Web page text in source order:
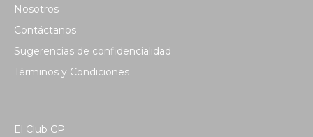
Nosotros
Contáctanos
Sugerencias de confidencialidad
Términos y Condiciones
El Club CP